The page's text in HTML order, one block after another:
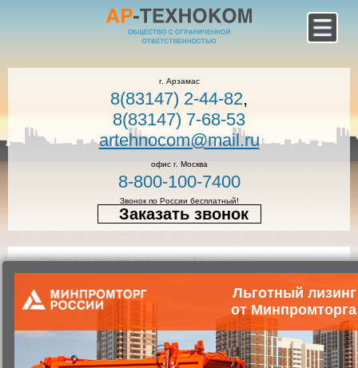
г. Арзамас
8(83147) 2-44-82,
8(83147) 7-68-53
artehnocom@mail.ru
офис г. Москва
8-800-100-7400
Звонок по России бесплатный!
Заказать звонок
Главная
Каталог коммунальной техники
Мусоровоз контейнерный КО-440А
Льготный лизинг
от Минпромторга